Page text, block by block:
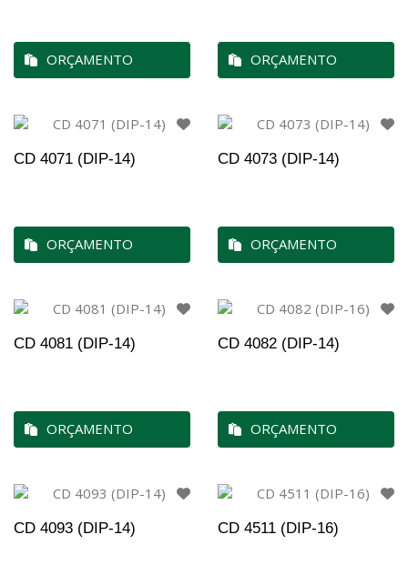
ORÇAMENTO ORÇAMENTO
CD 4071 (DIP-14)
ORÇAMENTO
CD 4073 (DIP-14)
ORÇAMENTO
CD 4081 (DIP-14)
ORÇAMENTO
CD 4082 (DIP-14)
ORÇAMENTO
CD 4093 (DIP-14) CD 4511 (DIP-16)